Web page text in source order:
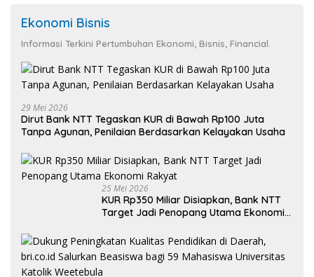
Ekonomi Bisnis
Informasi Terkini Pertumbuhan Ekonomi, Bisnis, Financial.
29 Mei 2026
Dirut Bank NTT Tegaskan KUR di Bawah Rp100 Juta
Tanpa Agunan, Penilaian Berdasarkan Kelayakan Usaha
25 Mei 2026
KUR Rp350 Miliar Disiapkan, Bank NTT
Target Jadi Penopang Utama Ekonomi